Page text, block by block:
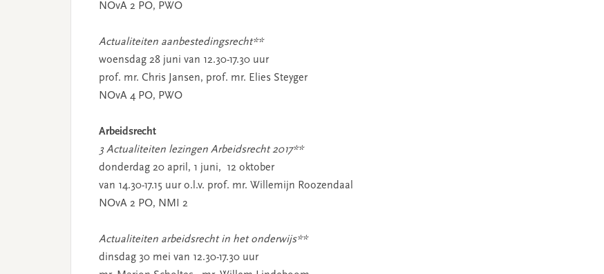
NOvA 2 PO, PWO
Actualiteiten aanbestedingsrecht**
woensdag 28 juni van 12.30-17.30 uur
prof. mr. Chris Jansen, prof. mr. Elies Steyger
NOvA 4 PO, PWO
Arbeidsrecht
3 Actualiteiten lezingen Arbeidsrecht 2017**
donderdag 20 april, 1 juni, 12 oktober
van 14.30-17.15 uur o.l.v. prof. mr. Willemijn Roozendaal
NOvA 2 PO, NMI 2
Actualiteiten arbeidsrecht in het onderwijs**
dinsdag 30 mei van 12.30-17.30 uur